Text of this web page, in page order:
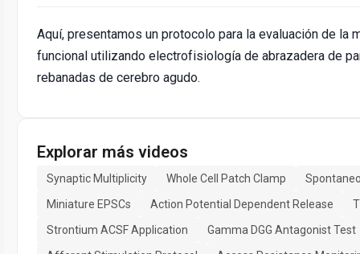
Aquí, presentamos un protocolo para la evaluación de la
funcional utilizando electrofisiología de abrazadera de
rebanadas de cerebro agudo.
Explorar más videos
Synaptic Multiplicity Whole Cell Patch Clamp
Miniature EPSCs
Action Potential Dependent Release
Strontium ACSF Application
Gamma DGG Antagonist Test